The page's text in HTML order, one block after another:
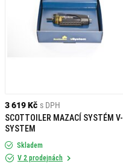
3 619 Kč s DPH
SCOTTOILER MAZACÍ SYSTÉM V-
SYSTEM
Skladem
V 2 prodejnách